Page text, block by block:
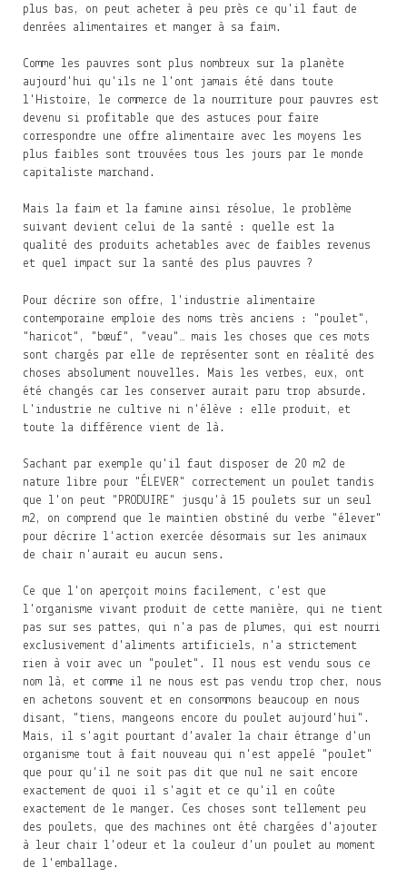
plus bas, on peut acheter à peu près ce qu'il faut de
denrées alimentaires et manger à sa faim.
Comme les pauvres sont plus nombreux sur la planète
aujourd'hui qu'ils ne l'ont jamais été dans toute
l'Histoire, le commerce de la nourriture pour pauvres est
devenu si profitable que des astuces pour faire
correspondre une offre alimentaire avec les moyens les
plus faibles sont trouvées tous les jours par le monde
capitaliste marchand.
Mais la faim et la famine ainsi résolue, le problème
suivant devient celui de la santé : quelle est la
qualité des produits achetables avec de faibles revenus
et quel impact sur la santé des plus pauvres ?
Pour décrire son offre, l'industrie alimentaire
contemporaine emploie des noms très anciens : "poulet",
"haricot", "bœuf", "veau"… mais les choses que ces mots
sont chargés par elle de représenter sont en réalité des
choses absolument nouvelles. Mais les verbes, eux, ont
été changés car les conserver aurait paru trop absurde.
L'industrie ne cultive ni n'élève : elle produit, et
toute la différence vient de là.
Sachant par exemple qu'il faut disposer de 20 m2 de
nature libre pour "ÉLEVER" correctement un poulet tandis
que l'on peut "PRODUIRE" jusqu'à 15 poulets sur un seul
m2, on comprend que le maintien obstiné du verbe "élever"
pour décrire l'action exercée désormais sur les animaux
de chair n'aurait eu aucun sens.
Ce que l'on aperçoit moins facilement, c'est que
l'organisme vivant produit de cette manière, qui ne tient
pas sur ses pattes, qui n'a pas de plumes, qui est nourri
exclusivement d'aliments artificiels, n'a strictement
rien à voir avec un "poulet". Il nous est vendu sous ce
nom là, et comme il ne nous est pas vendu trop cher, nous
en achetons souvent et en consommons beaucoup en nous
disant, "tiens, mangeons encore du poulet aujourd'hui".
Mais, il s'agit pourtant d'avaler la chair étrange d'un
organisme tout à fait nouveau qui n'est appelé "poulet"
que pour qu'il ne soit pas dit que nul ne sait encore
exactement de quoi il s'agit et ce qu'il en coûte
exactement de le manger. Ces choses sont tellement peu
des poulets, que des machines ont été chargées d'ajouter
à leur chair l'odeur et la couleur d'un poulet au moment
de l'emballage.